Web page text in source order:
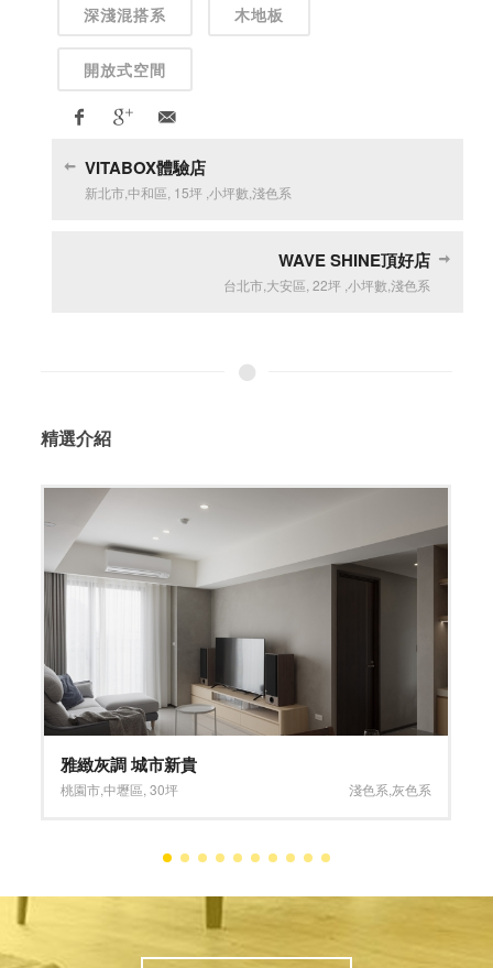
深淺混搭系 木地板
開放式空間
VITABOX體驗店
新北市,中和區 15坪 ,小坪數 ,淺色系
WAVE SHINE頂好店
台北市, 大安區 22坪, 小坪數 淺色系
精選介紹
靜謐美感 深邃大氣
台南市,安平區,70坪 大坪數,深色系